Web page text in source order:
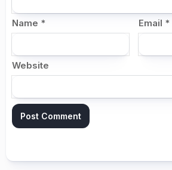
Name * Email *
Website